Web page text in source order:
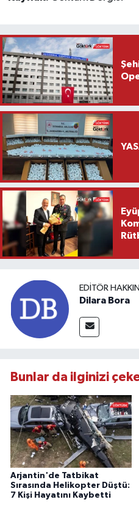
EDITÖR
Dilara Bora
Bunlar da ilginizi
Arjantin'de Tatbikat
Sırasında Helikopter Düştü:
7 Kişi Hayatını Kaybetti